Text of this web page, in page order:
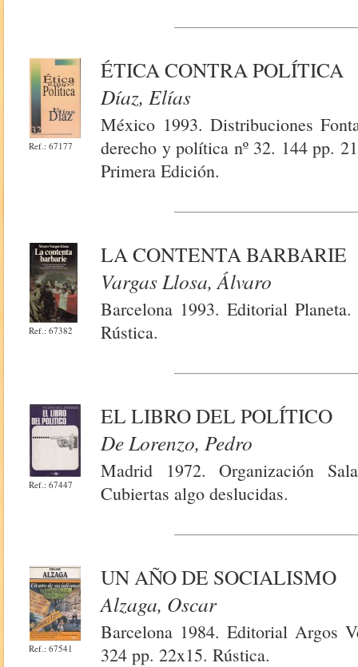
Ref.: 67177
ÉTICA CONTRA POLÍTICA
Díaz, Elías
México 1993. Distribuciones
derecho y política nº 32. 144 pp.
Primera Edición.
Ref.: 67382
LA CONTENTA BARBARIE
Vargas Llosa, Álvaro
Barcelona 1993. Editorial
Rústica.
Ref.: 67447
EL LIBRO DEL POLÍTICO
De Lorenzo, Pedro
Madrid 1972. Organización
Cubiertas algo deslucidas.
Ref.: 67541
UN AÑO DE SOCIALISMO
Alzaga, Oscar
Barcelona 1984. Editorial Argos
324 pp. 22x15. Rústica.